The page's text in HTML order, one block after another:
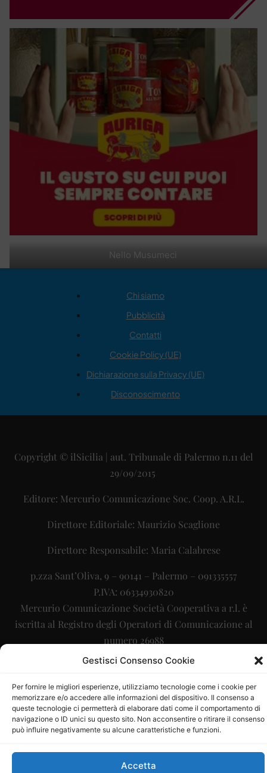
Gestisci Consenso Cookie
Per fornire le migliori esperienze, utilizziamo tecnologie come i cookie per
memorizzare e/o accedere alle informazioni del dispositivo. Il consenso a
queste tecnologie ci permetterà di elaborare dati come il comportamento di
navigazione o ID unici su questo sito. Non acconsentire o ritirare il consenso
può influire negativamente su alcune caratteristiche e funzioni.
Accetta
Nello Musumeci
Chi siamo
Pubblicità
Contatti
Cookie Policy (UE)
Dichiarazione sulla Privacy (UE)
Disconoscimento
Copyright © ilSicilia | aut. Tribunale di Palermo n.11 del
29/09/2015
Editore: Mercurio Comunicazione Soc. Coop. A.R.L.
Direttore Editoriale: Maurizio Scaglione
Direttore Responsabile: Maria Calabrese
p.zza Sant’Oliva, 9 – 90141 – Palermo – 091335557
P.IVA: 06334930820
Mercurio Comunicazione Società Cooperativa a r.l. è
iscritta al Registro degli Operatori di Comunicazione al
numero 26988
Sito gestito daLa Digitale srl– info@ladigitale.it